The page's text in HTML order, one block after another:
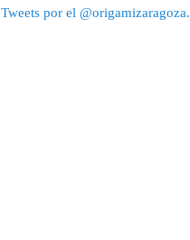
Tweets por el @origamizaragoza.